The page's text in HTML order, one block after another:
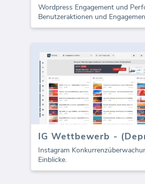
Wordpress Engagement und
Benutzeraktionen und
Instagram
Einblicke.